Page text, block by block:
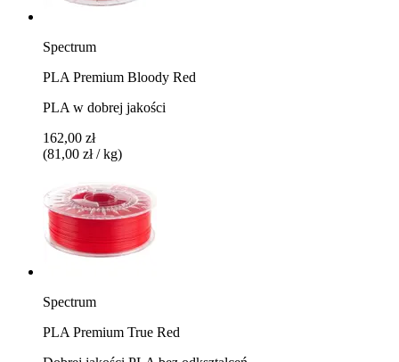
Spectrum
PLA Premium Bloody Red
PLA w dobrej jakości
162,00 zł
(81,00 zł / kg)
Spectrum
PLA Premium True Red